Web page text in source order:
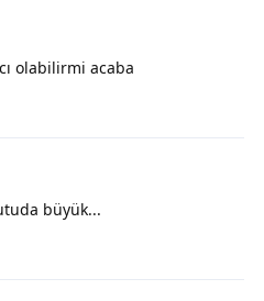
olabilirmi acaba
büyük...